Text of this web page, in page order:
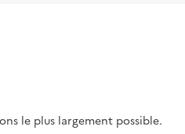
le plus largement possible.